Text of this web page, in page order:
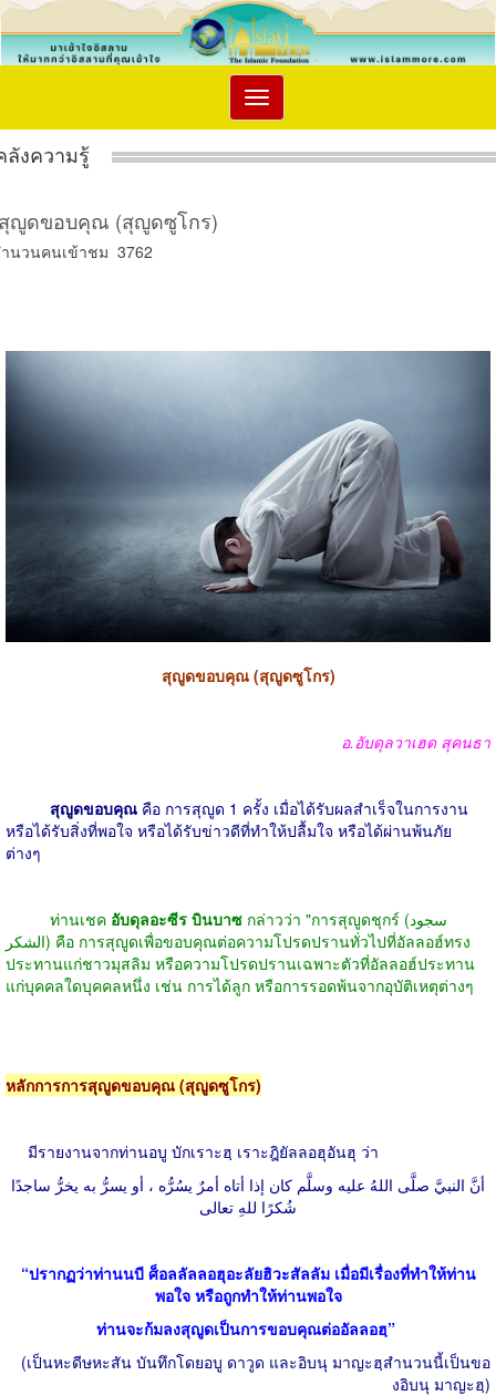
Toggle
navigation
ลังความรู้
ญูดขอบคุณ (สุญูดซูโกร)
นวนคนเข้าชม 3762
สุญูดขอบคุณ (สุญูดซูโกร)
อ.อับดุลวาเฮด สุคนธา
สุญูดขอบคุณ คือ การสุญูด 1 ครั้ง เมื่อได้รับผลสำเร็จในการงาน
หรือได้รับสิ่งที่พอใจ หรือได้รับข่าวดีที่ทำให้ปลื้มใจ หรือได้ผ่านพ้นภัย
ต่างๆ
ท่านเชค อับดุลอะซีร บินบาซ กล่าวว่า "การสุญูดชุกร์ (سجود
الشكر) คือ การสุญูดเพื่อขอบคุณต่อความโปรดปรานทั่วไปที่อัลลอฮ์ทรง
ประทานแก่ชาวมุสลิม หรือความโปรดปรานเฉพาะตัวที่อัลลอฮ์ประทาน
แก่บุคคลใดบุคคลหนึ่ง เช่น การได้ลูก หรือการรอดพ้นจากอุบัติเหตุต่างๆ
หลักการการสุญูดขอบคุณ (สุญูดซูโกร)
มีรายงานจากท่านอบู บักเราะฮฺ เราะฎิยัลลอฮุอันฮุ ว่า
أنَّ النبيَّ صلَّى اللهُ عليه وسلَّم كان إذا أتاه أمرٌ يسُرُّه ، أو يسرُّ به يخرُّ ساجدًا
شُكرًا للهِ تعالى
“ปรากฏว่าท่านนบี ศ็อลลัลลอฮุอะลัยฮิวะสัลลัม เมื่อมีเรื่องที่ทำให้ท่าน
พอใจ หรือถูกทำให้ท่านพอใจ
ท่านจะก้มลงสุญูดเป็นการขอบคุณต่ออัลลอฮฺ”
(เป็นหะดีษหะสัน บันทึกโดยอบู ดาวูด และอิบนุ มาญะฮฺสำนวนนี้เป็นขอ
งอิบนุ มาญะฮฺ)